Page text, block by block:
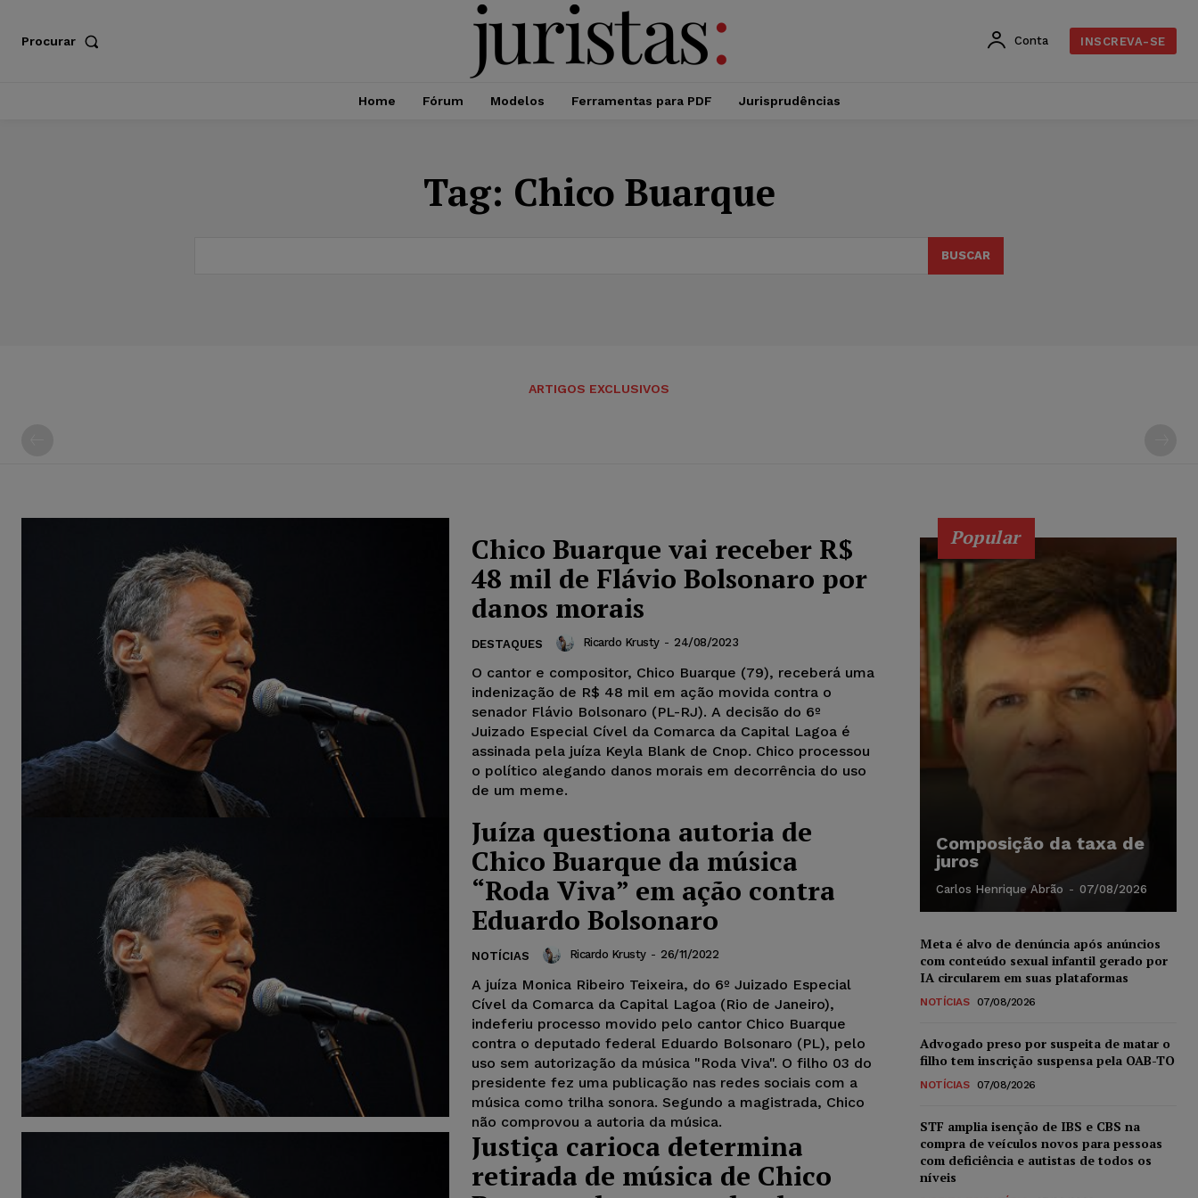
Procurar Conta INSCREVA-SE
Home Fórum Modelos Ferramentas para PDF Jurisprudências
Tag: Chico Buarque
BUSCAR
ARTIGOS EXCLUSIVOS
Chico Buarque vai receber R$
48 mil de Flávio Bolsonaro por
danos morais
DESTAQUES Ricardo Krusty - 24/08/2023
O cantor e compositor, Chico Buarque (79), receberá uma
indenização de R$ 48 mil em ação movida contra o
senador Flávio Bolsonaro (PL-RJ). A decisão do 6º
Juizado Especial Cível da Comarca da Capital Lagoa é
assinada pela juíza Keyla Blank de Cnop. Chico processou
o político alegando danos morais em decorrência do uso
de um meme.
Juíza questiona autoria de
Chico Buarque da música
“Roda Viva” em ação contra
Eduardo Bolsonaro
NOTÍCIAS Ricardo Krusty - 26/11/2022
A juíza Monica Ribeiro Teixeira, do 6º Juizado Especial
Cível da Comarca da Capital Lagoa (Rio de Janeiro),
indeferiu processo movido pelo cantor Chico Buarque
contra o deputado federal Eduardo Bolsonaro (PL), pelo
uso sem autorização da música "Roda Viva". O filho 03 do
presidente fez uma publicação nas redes sociais com a
música como trilha sonora. Segundo a magistrada, Chico
não comprovou a autoria da música.
Justiça carioca determina
retirada de música de Chico
Popular
Composição da taxa de
juros
Carlos Henrique Abrão - 07/08/2026
Meta é alvo de denúncia após anúncios
com conteúdo sexual infantil gerado por
IA circularem em suas plataformas
NOTÍCIAS 07/08/2026
Advogado preso por suspeita de matar o
filho tem inscrição suspensa pela OAB-TO
NOTÍCIAS 07/08/2026
STF amplia isenção de IBS e CBS na
compra de veículos novos para pessoas
com deficiência e autistas de todos os
níveis